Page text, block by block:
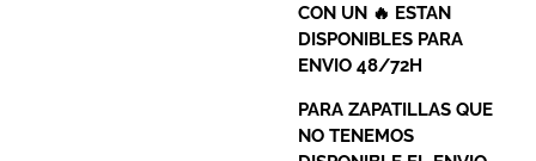
CON UN 🔥 ESTAN
DISPONIBLES PARA
ENVIO 48/72H
PARA ZAPATILLAS QUE
NO TENEMOS